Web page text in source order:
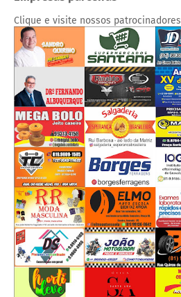
Clique e visite nossos patrocinadores